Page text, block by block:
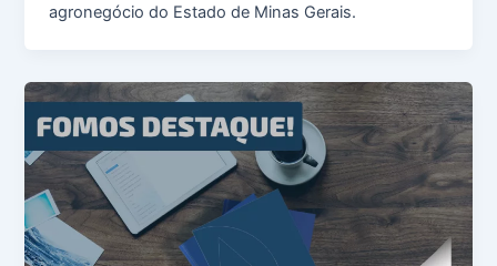
agronegócio do Estado de Minas Gerais.